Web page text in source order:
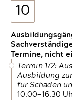
10
Termine, nicht
Termin 1/2:
Ausbildung
für Schäden
10.00—16.30